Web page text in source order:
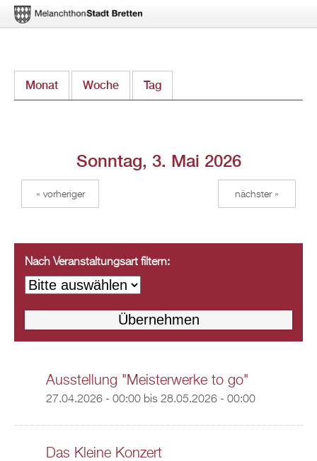
zum
Monat Woche Tag
Sonntag, 3. Mai 2026
« vorheriger nächster »
Nach Veranstaltungsart filtern:
Ausstellung "Meisterwerke to go"
27.04.2026 - 00:00bis 28.05.2026 - 00:00
Das Kleine Konzert